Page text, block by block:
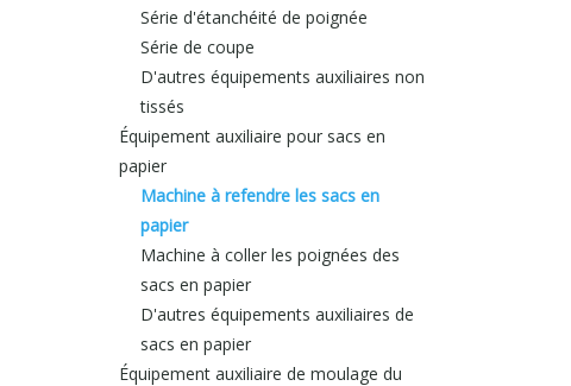
Série d'étanchéité de poignée
Série de coupe
D'autres équipements auxiliaires non
tissés
Équipement auxiliaire pour sacs en
papier
Machine à refendre les sacs en
papier
Machine à coller les poignées des
sacs en papier
D'autres équipements auxiliaires de
sacs en papier
Équipement auxiliaire de moulage du